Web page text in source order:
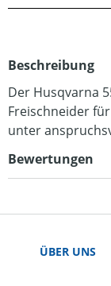
Beschreibung
Der Husqvarna
Freischneider
unter
Bewertungen
ÜBER UNS